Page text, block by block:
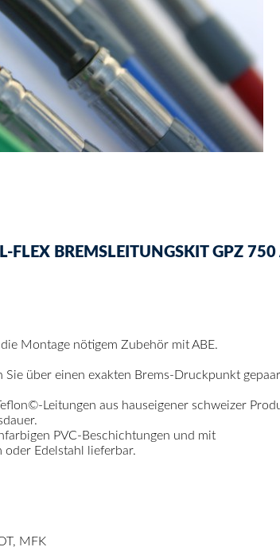
FLEX BREMSLEITUNGSKIT GPZ
Montage nötigem Zubehör mit ABE.
über einen exakten Brems-Druckpunkt
Leitungen aus hauseigener schweizer
PVC-Beschichtungen und mit
oder Edelstahl lieferbar.
MFK